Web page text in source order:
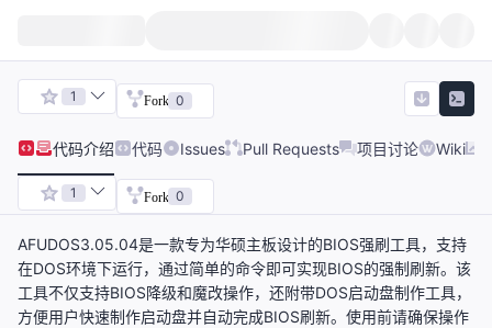
1 Fork 0
代码介绍 代码 Issues Pull Requests 项目讨论 Wiki
1 Fork 0
AFUDOS3.05.04是一款专为华硕主板设计的BIOS强刷工具，支持
在DOS环境下运行，通过简单的命令即可实现BIOS的强制刷新。该
工具不仅支持BIOS降级和魔改操作，还附带DOS启动盘制作工具，
方便用户快速制作启动盘并自动完成BIOS刷新。使用前请确保操作